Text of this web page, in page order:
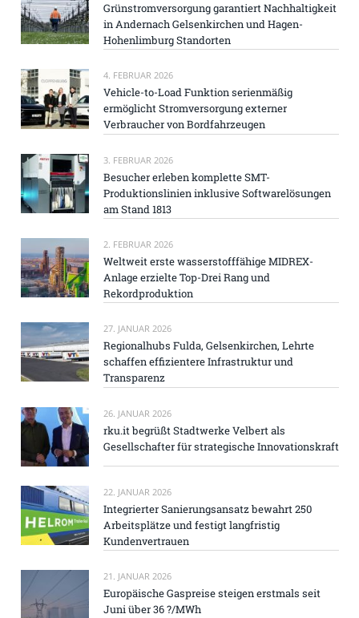
Grünstromversorgung garantiert Nachhaltigkeit
in Andernach Gelsenkirchen und Hagen-
Hohenlimburg Standorten
4. FEBRUAR 2026
Vehicle-to-Load Funktion serienmäßig
ermöglicht Stromversorgung externer
Verbraucher von Bordfahrzeugen
3. FEBRUAR 2026
Besucher erleben komplette SMT-
Produktionslinien inklusive Softwarelösungen
am Stand 1813
2. FEBRUAR 2026
Weltweit erste wasserstofffähige MIDREX-
Anlage erzielte Top-Drei Rang und
Rekordproduktion
27. JANUAR 2026
Regionalhubs Fulda, Gelsenkirchen, Lehrte
schaffen effizientere Infrastruktur und
Transparenz
26. JANUAR 2026
rku.it begrüßt Stadtwerke Velbert als
Gesellschafter für strategische Innovationskraft
22. JANUAR 2026
Integrierter Sanierungsansatz bewahrt 250
Arbeitsplätze und festigt langfristig
Kundenvertrauen
21. JANUAR 2026
Europäische Gaspreise steigen erstmals seit
Juni über 36 ?/MWh